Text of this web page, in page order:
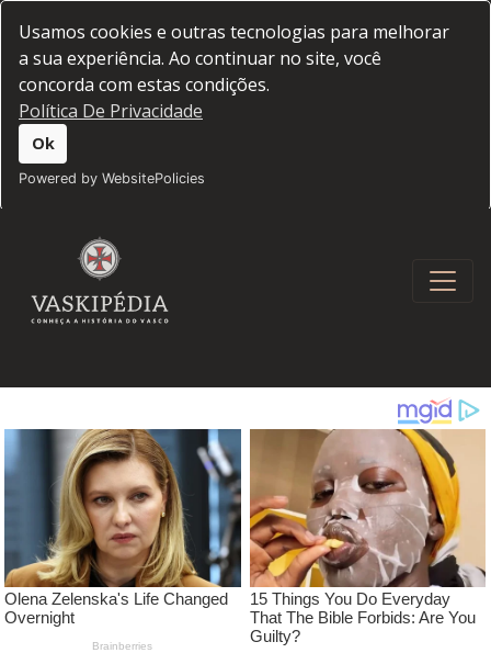
Usamos cookies e outras tecnologias para melhorar
a sua experiência. Ao continuar no site, você
concorda com estas condições.
Política De Privacidade
Ok
Powered by WebsitePolicies